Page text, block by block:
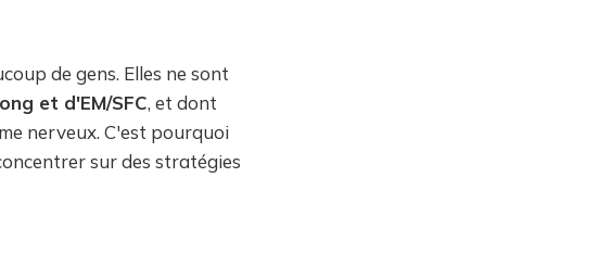
de gens. Elles ne sont
et d'EM/SFC, et dont
nerveux. C'est pourquoi
sur des stratégies